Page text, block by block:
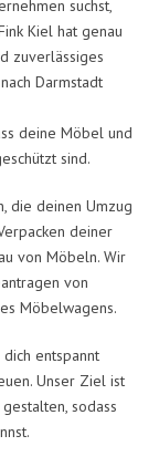
suchst,
Kiel hat genau
zuverlässiges
Darmstadt
deine Möbel und
sind.
die deinen Umzug
deiner
von Möbeln. Wir
von
Möbelwagens.
entspannt
Unser Ziel ist
sodass